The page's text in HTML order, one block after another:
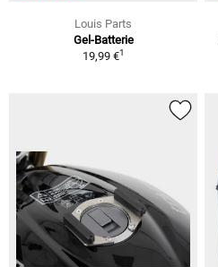
Louis Parts
Gel-Batterie
19,99 €1